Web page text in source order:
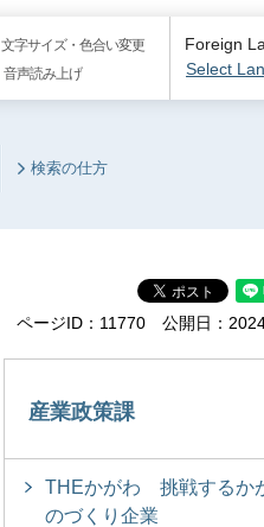
文字サイズ・色合い変更
音声読み上げ
Foreign
Select
検索の仕方
ページID：11770 公開日：
産業政策課
THEかがわ 挑戦するか
のづくり企業